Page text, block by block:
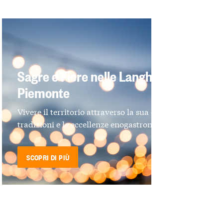
Sagre e Fiere nelle Langhe e in
Piemonte
Vivere il territorio attraverso la sua cultura, le
tradizioni e le eccellenze enogastronomiche
SCOPRI DI PIÙ